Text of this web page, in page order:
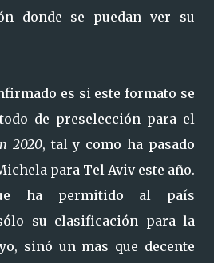
donde se puedan ver su
es si este formato se
de preselección para el
2020, tal y como ha pasado
para Tel Aviv este año.
ha permitido al país
su clasificación para la
sinó un mas que decente